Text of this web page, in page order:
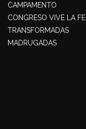
CAMPAMENTO
CONGRESO VIVE LA FE
TRANSFORMADAS
MADRUGADAS